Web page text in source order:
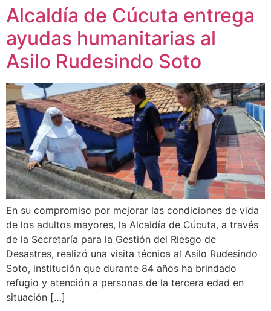
Alcaldía de Cúcuta entrega
ayudas humanitarias al
Asilo Rudesindo Soto
En su compromiso por mejorar las condiciones de vida
de los adultos mayores, la Alcaldía de Cúcuta, a través
de la Secretaría para la Gestión del Riesgo de
Desastres, realizó una visita técnica al Asilo Rudesindo
Soto, institución que durante 84 años ha brindado
refugio y atención a personas de la tercera edad en
situación […]